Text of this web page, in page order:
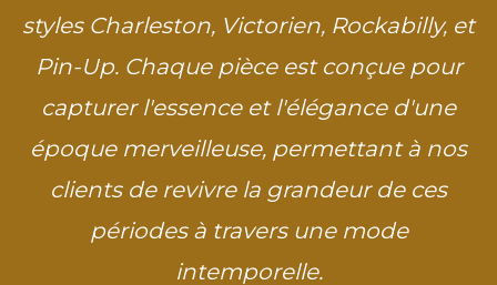
styles Charleston, Victorien, Rockabilly, et
Pin-Up. Chaque pièce est conçue pour
capturer l'essence et l'élégance d'une
époque merveilleuse, permettant à nos
clients de revivre la grandeur de ces
périodes à travers une mode
intemporelle.